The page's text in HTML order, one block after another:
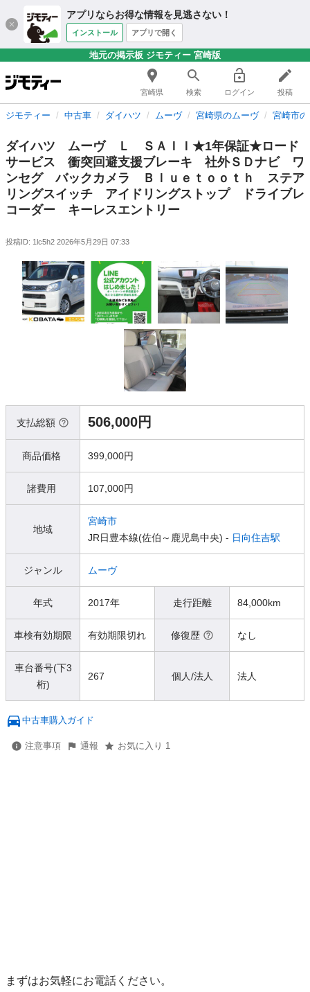
アプリならお得な情報を見逃さない！
インストール アプリで開く
地元の掲示板 ジモティー 宮崎版
宮崎県 検索 ログイン 投稿
ジモティー 中古車 ダイハツ ムーヴ 宮崎県のムーヴ 宮崎市
ダイハツ ムーヴ Ｌ ＳＡＩＩ★1年保証★ロード
サービス 衝突回避支援ブレーキ 社外ＳＤナビ ワ
ンセグ バックカメラ Ｂｌｕｅｔｏｏｔｈ ステア
リングスイッチ アイドリングストップ ドライブレ
コーダー キーレスエントリー
投稿ID: 1lc5h2 2026年5月29日 07:33
支払総額 506,000円
商品価格 399,000円
諸費用 107,000円
地域
宮崎市
JR日豊本線(佐伯～鹿児島中央) - 日向住吉駅
ジャンル ムーヴ
年式 2017年 走行距離 84,000km
車検有効期限 有効期限切れ 修復歴 なし
車台番号(下3
桁)
267 個人/法人 法人
中古車購入ガイド
注意事項 通報 お気に入り 1
まずはお気軽にお電話ください。